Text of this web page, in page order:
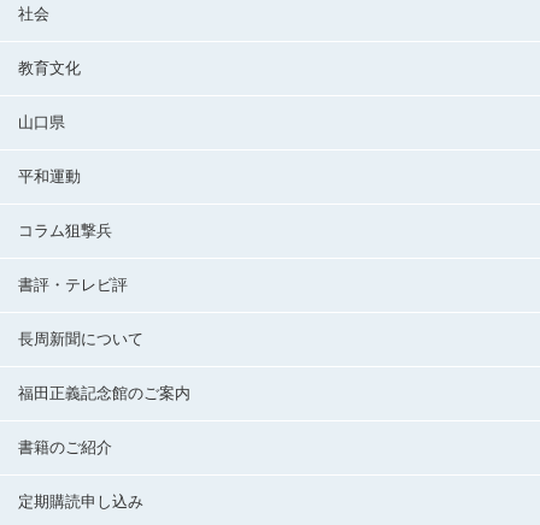
社会
教育文化
山口県
平和運動
コラム狙撃兵
書評・テレビ評
長周新聞について
福田正義記念館のご案内
書籍のご紹介
定期購読申し込み